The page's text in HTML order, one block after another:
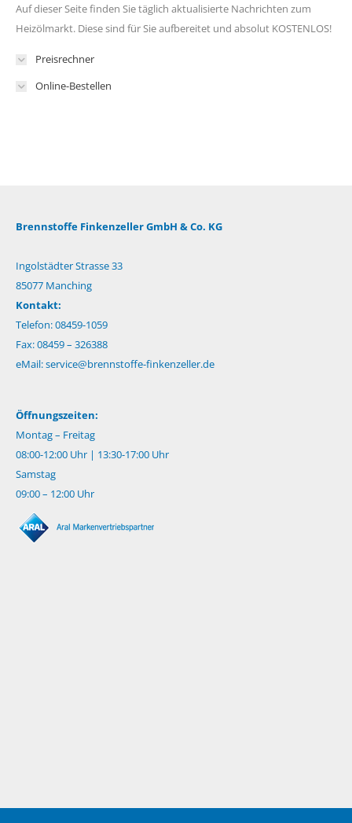
Auf dieser Seite finden Sie täglich aktualisierte Nachrichten zum
Heizölmarkt. Diese sind für Sie aufbereitet und absolut KOSTENLOS!
Preisrechner
Online-Bestellen
Brennstoffe Finkenzeller GmbH & Co. KG
Ingolstädter Strasse 33
85077 Manching
Kontakt:
Telefon: 08459-1059
Fax: 08459 – 326388
eMail:service@brennstoffe-finkenzeller.de
Öffnungszeiten:
Montag – Freitag
08:00-12:00 Uhr | 13:30-17:00 Uhr
Samstag
09:00 – 12:00 Uhr